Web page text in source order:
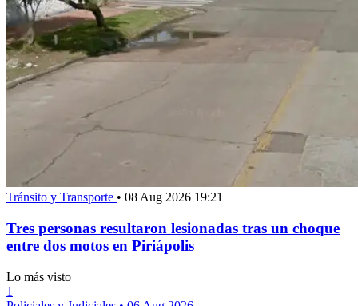
Tránsito y Transporte • 08 Aug 2026 19:21
Tres personas resultaron lesionadas tras un choque
entre dos motos en Piriápolis
Lo más visto
1